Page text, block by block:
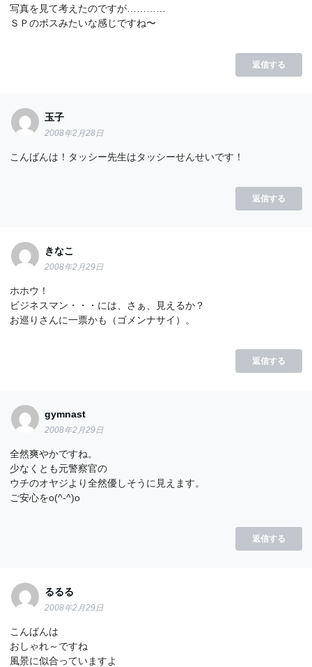
写真を見て考えたのですが…………
ＳＰのボスみたいな感じですね〜
返信する
玉子
2008年2月28日
こんばんは！タッシー先生はタッシーせんせいです！
返信する
きなこ
2008年2月29日
ホホウ！
ビジネスマン・・・には、さぁ、見えるか？
お巡りさんに一票かも（ゴメンナサイ）。
返信する
gymnast
2008年2月29日
全然爽やかですね。
少なくとも元警察官の
ウチのオヤジより全然優しそうに見えます。
ご安心をo(^-^)o
返信する
るるる
2008年2月29日
こんばんは
おしゃれ～ですね
風景に似合っていますよ